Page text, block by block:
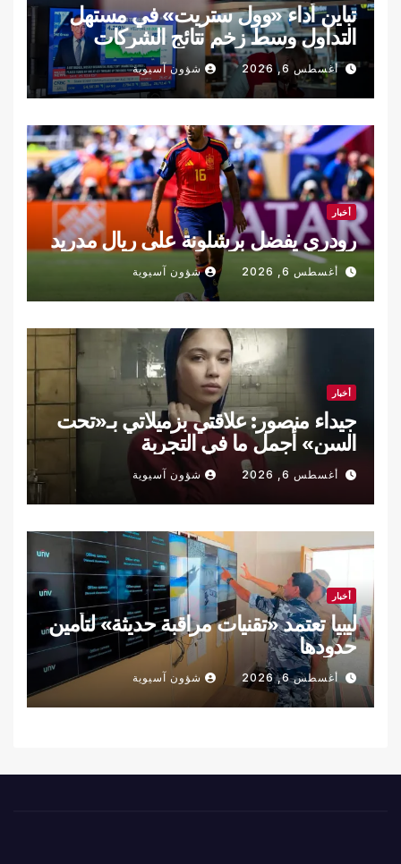
تباين أداء «وول ستريت» في مستهل
التداول وسط زخم نتائج الشركات
أغسطس 6, 2026 شؤون آسيوية
أخبار
رودري يفضل برشلونة على ريال مدريد
أغسطس 6, 2026 شؤون آسيوية
أخبار
جيداء منصور: علاقتي بزميلاتي بـ«تحت
السن» أجمل ما في التجربة
أغسطس 6, 2026 شؤون آسيوية
أخبار
ليبيا تعتمد «تقنيات مراقبة حديثة» لتأمين
حدودها
أغسطس 6, 2026 شؤون آسيوية